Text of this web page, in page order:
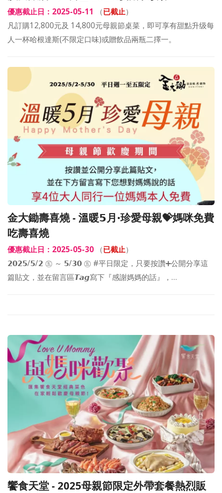
優惠截止日：2025-05-11 （已截止）
凡訂購12,800元及 14,800元母親節桌菜，即可享有甜點升级每
人一杯哈根達斯(不限定口味)或贈飲品兩瓶二擇一。
金大鋤壽喜燒 - 溫暖𝟱月‧珍愛母親💝媽咪免費
吃壽喜燒
優惠截止日：2025-05-30 （已截止）
𝟮𝟬𝟮𝟱/𝟱/𝟮 ㊄ ～ 𝟱/𝟯𝟬 ㊄ #平日限定，只要按讚➕公開分享這
篇貼文，並在留言區𝙏𝙖𝙜寫下『感謝媽媽的話』，…
饗食天堂 - 2025母親節限定外帶套餐熱烈販